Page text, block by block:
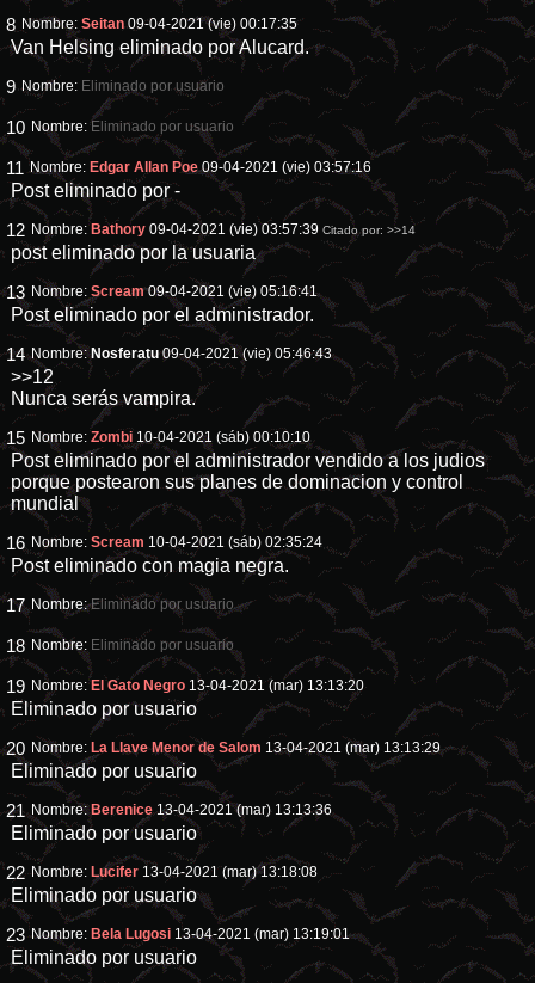
8 Nombre:Seitan 09-04-2021 (vie) 00:17:35
Van Helsing eliminado por Alucard.
9 Nombre: Eliminado por usuario
10 Nombre: Eliminado por usuario
11 Nombre: Edgar Allan Poe 09-04-2021 (vie) 03:57:16
Post eliminado por -
12 Nombre: Bathory 09-04-2021 (vie) 03:57:39 Citado por:>>14
post eliminado por la usuaria
13 Nombre:Scream 09-04-2021 (vie) 05:16:41
Post eliminado por el administrador.
14 Nombre: Nosferatu 09-04-2021 (vie) 05:46:43
>>12
Nunca serás vampira.
15 Nombre:Zombi 10-04-2021 (sáb) 00:10:10
Post eliminado por el administrador vendido a los judios
porque postearon sus planes de dominacion y control
mundial
16 Nombre:Scream 10-04-2021 (sáb) 02:35:24
Post eliminado con magia negra.
17 Nombre:Eliminado por usuario
18 Nombre: Eliminado por usuario
19 Nombre: El Gato Negro 13-04-2021 (mar) 13:13:20
Eliminado por usuario
20 Nombre: La Llave Menor de Salom 13-04-2021 (mar) 13:13:29
Eliminado por usuario
21 Nombre: Berenice 13-04-2021 (mar) 13:13:36
Eliminado por usuario
22 Nombre: Lucifer 13-04-2021 (mar) 13:18:08
Eliminado por usuario
23 Nombre: Bela Lugosi 13-04-2021 (mar) 13:19:01
Eliminado por usuario